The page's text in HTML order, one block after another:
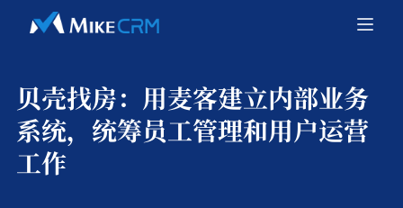
贝壳找房： 用麦客建立内部业务
系统，统筹员工管理和用户运营
工作